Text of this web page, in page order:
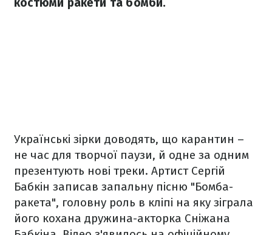
Українські зірки доводять, що карантин –
не час для творчої паузи, й одне за одним
презентують нові треки. Артист Сергій
Бабкін записав запальну пісню "Бомба-
ракета", головну роль в кліпі на яку зіграла
його кохана дружина-акторка Сніжана